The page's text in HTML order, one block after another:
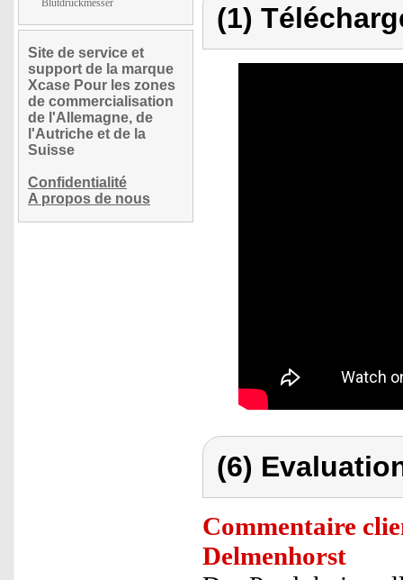
Blutdruckmesser
Site de service et
support de la marque
Xcase Pour les zones
de commercialisation
de l'Allemagne, de
l'Autriche et de la
Suisse
Confidentialité
A propos de nous
(1)
(6)
Commentaire
Delmenhorst